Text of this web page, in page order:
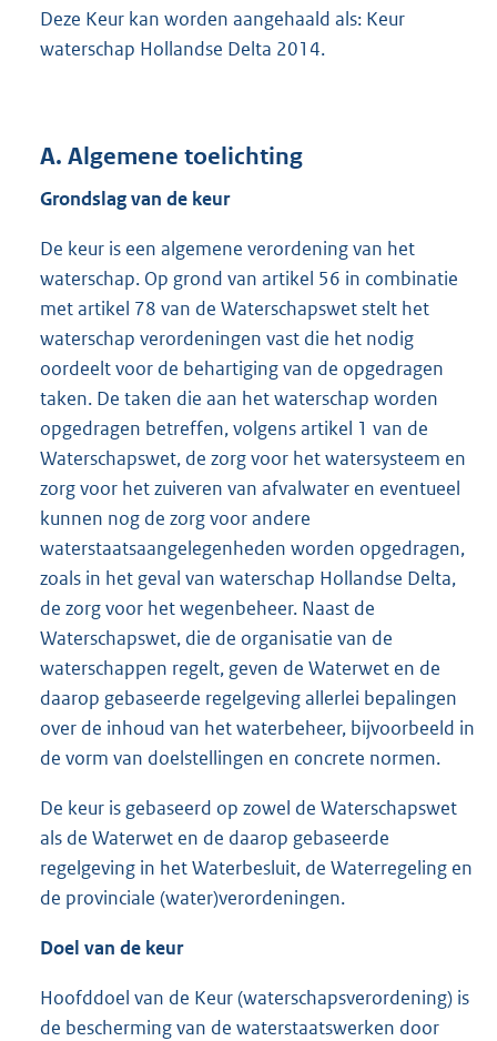
Deze Keur kan worden aangehaald als: Keur
waterschap Hollandse Delta 2014.
A. Algemene toelichting
Grondslag van de keur
De keur is een algemene verordening van het
waterschap. Op grond van artikel 56 in combinatie
met artikel 78 van de Waterschapswet stelt het
waterschap verordeningen vast die het nodig
oordeelt voor de behartiging van de opgedragen
taken. De taken die aan het waterschap worden
opgedragen betreffen, volgens artikel 1 van de
Waterschapswet, de zorg voor het watersysteem en
zorg voor het zuiveren van afvalwater en eventueel
kunnen nog de zorg voor andere
waterstaatsaangelegenheden worden opgedragen,
zoals in het geval van waterschap Hollandse Delta,
de zorg voor het wegenbeheer. Naast de
Waterschapswet, die de organisatie van de
waterschappen regelt, geven de Waterwet en de
daarop gebaseerde regelgeving allerlei bepalingen
over de inhoud van het waterbeheer, bijvoorbeeld in
de vorm van doelstellingen en concrete normen.
De keur is gebaseerd op zowel de Waterschapswet
als de Waterwet en de daarop gebaseerde
regelgeving in het Waterbesluit, de Waterregeling en
de provinciale (water)verordeningen.
Doel van de keur
Hoofddoel van de Keur (waterschapsverordening) is
de bescherming van de waterstaatswerken door